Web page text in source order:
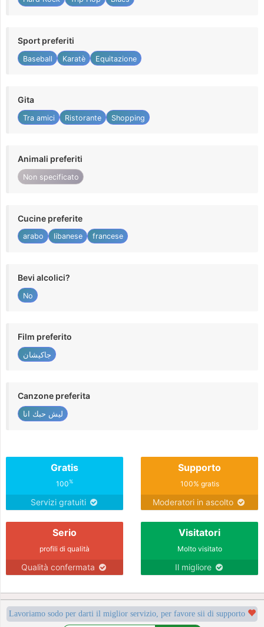
Sport preferiti
Baseball Karatè Equitazione
Gita
Tra amici Ristorante Shopping
Animali preferiti
Non specificato
Cucine preferite
arabo libanese francese
Bevi alcolici?
No
Film preferito
جاكيشان
Canzone preferita
ليش حبك انا
Gratis
100%
Servizi gratuiti
Supporto
100% gratis
Moderatori in ascolto
Serio
profili di qualità
Qualità confermata
Visitatori
Molto visitato
Il migliore
Lavoriamo sodo per darti il miglior servizio, per favore sii di supporto